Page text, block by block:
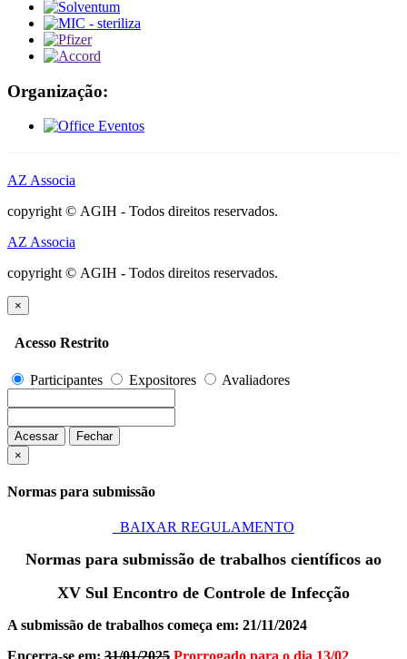
Organização:
AZ Associa
copyright © AGIH - Todos direitos reservados.
AZ Associa
copyright © AGIH - Todos direitos reservados.
×
Acesso Restrito
Participantes Expositores Avaliadores
Acessar
Fechar
×
Normas para submissão
BAIXAR REGULAMENTO
Normas para submissão de trabalhos científicos ao
XV Sul Encontro de Controle de Infecção
A submissão de trabalhos começa em: 21/11/2024